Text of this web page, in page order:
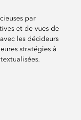
par
et de vues de
les décideurs
stratégies à